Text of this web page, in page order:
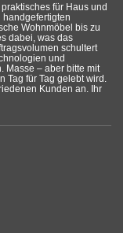
für Haus und
handgefertigten
Wohnmöbel bis zu
dabei, was das
schultert
und
Masse – aber bitte mit
Tag für Tag gelebt wird.
Kunden an. Ihr